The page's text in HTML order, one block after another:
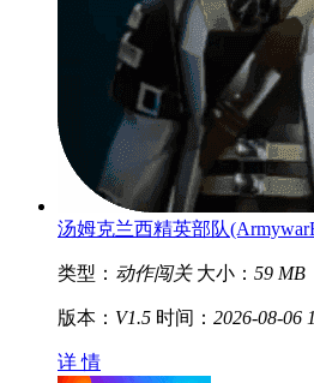
汤姆克兰西精英部队
类型： 动作闯关 大小： 59 MB
版本： V1.5 时间： 2026-08-06
详 情